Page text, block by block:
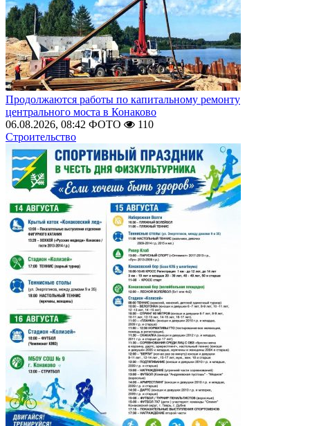
Продолжаются работы по капитальному ремонту
центрального моста в Конаково
06.08.2026, 08:42 ФОТО
110
Строительство